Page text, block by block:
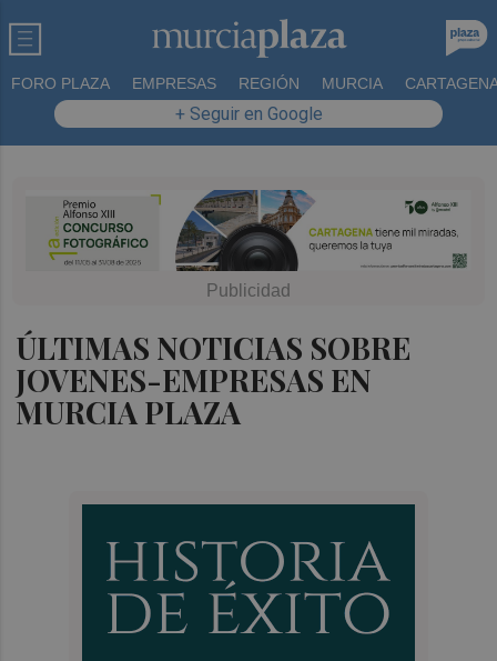
FORO PLAZA EMPRESAS REGIÓN MURCIA
+ Seguir en Google
ÚLTIMAS NOTICIAS SOBRE
JOVENES-EMPRESAS EN
MURCIA PLAZA